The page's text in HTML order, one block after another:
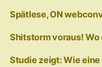
Spätlese, ON
Shitstorm voraus! Wo
Studie zeigt: Wie